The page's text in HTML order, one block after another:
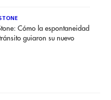
Cómo la espontaneidad
guiaron su nuevo